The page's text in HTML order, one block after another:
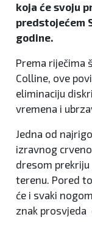
koja će svoju
predstojećem
godine.
Prema riječima
Colline, ove
eliminaciju
vremena i
Jedna od
izravnog
dresom
terenu. Pored
će i svaki
znak